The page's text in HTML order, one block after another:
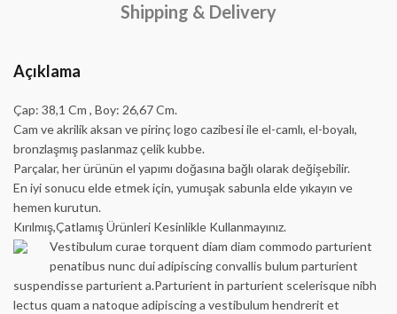
Shipping & Delivery
Açıklama
Çap: 38,1 Cm , Boy: 26,67 Cm.
Cam ve akrilik aksan ve pirinç logo cazibesi ile el-camlı, el-boyalı,
bronzlaşmış paslanmaz çelik kubbe.
Parçalar, her ürünün el yapımı doğasına bağlı olarak değişebilir.
En iyi sonucu elde etmek için, yumuşak sabunla elde yıkayın ve
hemen kurutun.
Kırılmış,Çatlamış Ürünleri Kesinlikle Kullanmayınız.
Vestibulum curae torquent diam diam commodo parturient
penatibus nunc dui adipiscing convallis bulum parturient
suspendisse parturient a.Parturient in parturient scelerisque nibh
lectus quam a natoque adipiscing a vestibulum hendrerit et